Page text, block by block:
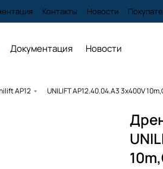
Контакты Новости
Документация Новости
AP12 UNILIFT AP12.40.04.A3 3x400V